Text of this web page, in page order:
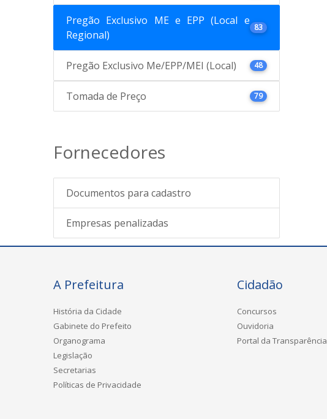
Pregão Exclusivo ME e EPP (Local e
Regional)
83
Pregão Exclusivo Me/EPP/MEI (Local) 48
Tomada de Preço 79
Fornecedores
Documentos para cadastro
Empresas penalizadas
A Prefeitura
História da Cidade
Gabinete do Prefeito
Organograma
Legislação
Secretarias
Políticas de Privacidade
Cidadão
Concursos
Ouvidoria
Portal da Transparência